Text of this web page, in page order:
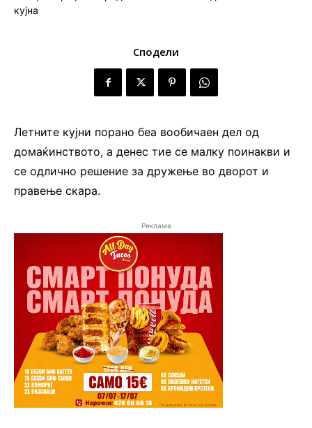
Сподели
Летните кујни порано беа вообичаен дел од
домаќинството, а денес тие се малку поинакви и
се одлично решение за дружење во дворот и
правење скара.
Реклама